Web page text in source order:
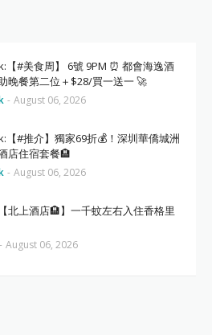
【#美食周】 6號 9PM ⏰ 都會海逸酒
晚餐第二位＋$28/買一送一 🚀
- August 06, 2026
【#推介】獨家69折💰！深圳華僑城洲
店住宿套餐🏨
- August 06, 2026
北上酒店🏨】一千蚊左右入住香格里
- August 06, 2026